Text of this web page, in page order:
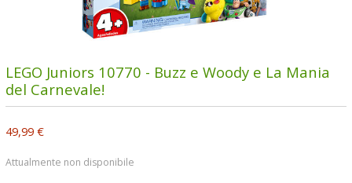
LEGO Juniors 10770 - Buzz e Woody e La Mania
del Carnevale!
49,99 €
Attualmente non disponibile